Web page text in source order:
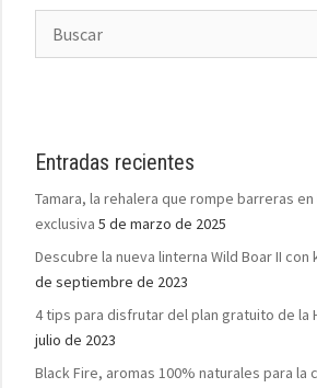
Entradas recientes
Tamara, la rehalera que rompe barreras
exclusiva 5 de marzo de 2025
Descubre la nueva linterna Wild Boar II con
de septiembre de 2023
4 tips para disfrutar del plan gratuito de la
julio de 2023
Black Fire, aromas 100% naturales para la